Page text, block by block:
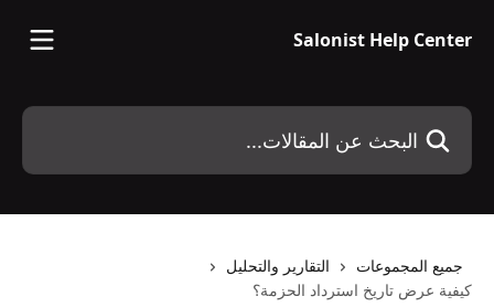
Salonist Help Center
البحث عن المقالات...
جميع المجموعات
التقارير والتحليل
كيفية عرض تاريخ استرداد الحزمة؟